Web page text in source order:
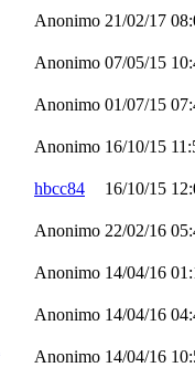
Anonimo 21/02/17
Anonimo 07/05/15
Anonimo 01/07/15
Anonimo 16/10/15
hbcc84 16/10/15
Anonimo 22/02/16
Anonimo 14/04/16
Anonimo 14/04/16
Anonimo 14/04/16